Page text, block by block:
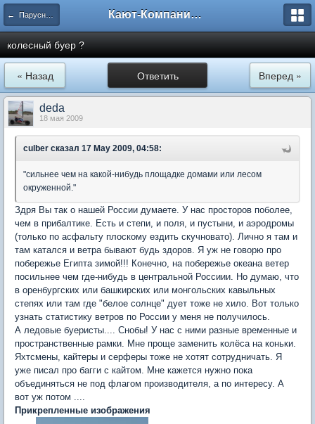
← Парусно-моторный экстрим и не только... Кают-Компания "Катера и Яхты"
колесный буер ?
Ответить
« Назад Вперед »
deda
18 мая 2009
culber сказал 17 May 2009, 04:58:
"сильнее чем на какой-нибудь площадке домами или лесом
окруженной."
Здря Вы так о нашей России думаете. У нас просторов поболее,
чем в прибалтике. Есть и степи, и поля, и пустыни, и аэродромы
(только по асфальту плоскому ездить скучновато). Лично я там и
там катался и ветра бывают будь здоров. Я уж не говорю про
побережье Египта зимой!!! Конечно, на побережье океана ветер
посильнее чем где-нибудь в центральной Россиии. Но думаю, что
в оренбургских или башкирских или монгольских кавыльных
степях или там где "белое солнце" дует тоже не хило. Вот только
узнать статистику ветров по России у меня не получилось.
А ледовые буеристы.... Снобы! У нас с ними разные временные и
пространственные рамки. Мне проще заменить колёса на коньки.
Яхтсмены, кайтеры и серферы тоже не хотят сотрудничать. Я
уже писал про багги с кайтом. Мне кажется нужно пока
объединяться не под флагом производителя, а по интересу. А
вот уж потом ....
Прикрепленные изображения